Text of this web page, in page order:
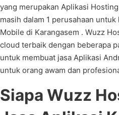
yang merupakan Aplikasi
masih dalam 1 perusahaan
Mobile di Karangasem . Wuzz
cloud terbaik dengan beberapa
untuk membuat jasa Aplikasi
untuk orang awam dan
Siapa Wuzz